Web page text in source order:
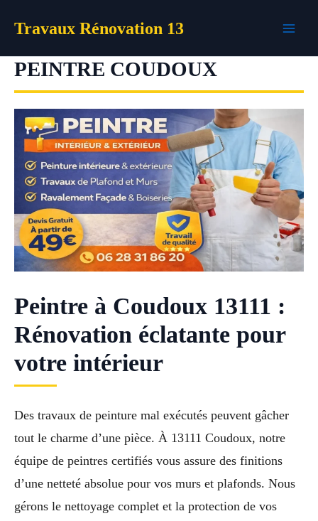
Travaux Rénovation 13
PEINTRE COUDOUX
Peintre à Coudoux 13111 :
Rénovation éclatante pour
votre intérieur
Des travaux de peinture mal exécutés peuvent gâcher
tout le charme d’une pièce. À 13111 Coudoux, notre
équipe de peintres certifiés vous assure des finitions
d’une netteté absolue pour vos murs et plafonds. Nous
gérons le nettoyage complet et la protection de vos